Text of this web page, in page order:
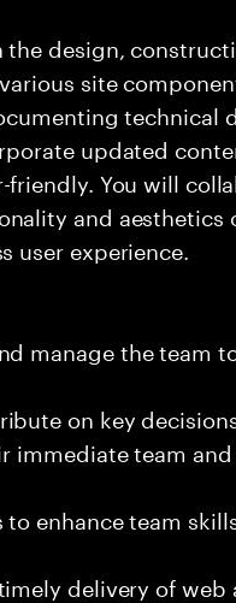
the design,
site
technical
updated
You will
and aesthetics
user experience.
manage the team
on key
immediate team
enhance team
delivery of web